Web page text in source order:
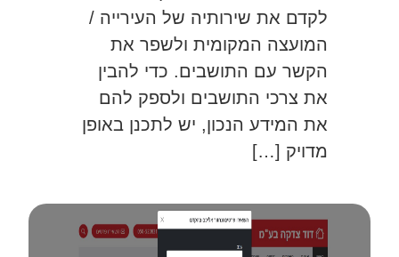
לקדם את שירותיה של העירייה /
המועצה המקומית ולשפר את
הקשר עם התושבים. כדי להבין
את צרכי התושבים ולספק להם
את המידע הנכון, יש לתכנן באופן
מדויק […]